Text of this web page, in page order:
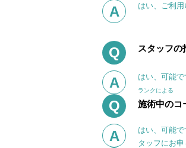
A はい、ご利用
Q スタッフの
A はい、可能
ランクによる
Q 施術中のコ
A
はい、可能
タッフにお申